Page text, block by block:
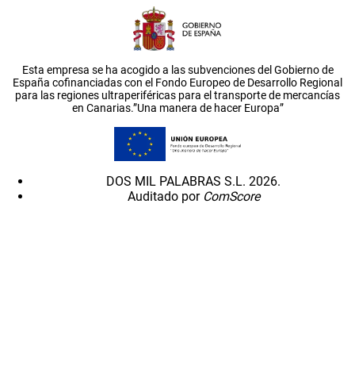
Esta empresa se ha acogido a las subvenciones del Gobierno de
España cofinanciadas con el Fondo Europeo de Desarrollo Regional
para las regiones ultraperiféricas para el transporte de mercancías
en Canarias.”Una manera de hacer Europa”
DOS MIL PALABRAS S.L. 2026.
Auditado por ComScore